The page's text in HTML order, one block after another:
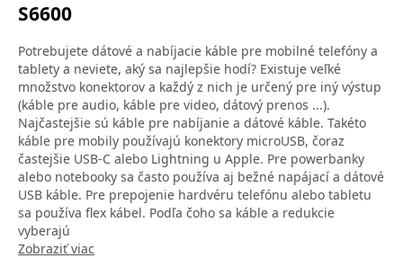
S6600
Potrebujete dátové a nabíjacie káble pre mobilné telefóny a
tablety a neviete, aký sa najlepšie hodí? Existuje veľké
množstvo konektorov a každý z nich je určený pre iný výstup
(káble pre audio, káble pre video, dátový prenos ...).
Najčastejšie sú káble pre nabíjanie a dátové káble. Takéto
káble pre mobily používajú konektory microUSB, čoraz
častejšie USB-C alebo Lightning u Apple. Pre powerbanky
alebo notebooky sa často používa aj bežné napájací a dátové
USB káble. Pre prepojenie hardvéru telefónu alebo tabletu
sa používa flex kábel. Podľa čoho sa káble a redukcie
vyberajú
Zobraziť viac